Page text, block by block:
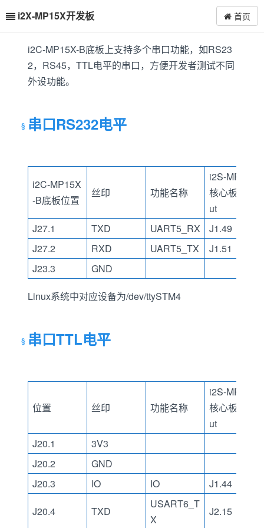
i2X-MP15X开发板 首页
i2C-MP15X-B底板上支持多个串口功能，如RS23
2，RS45，TTL电平的串口，方便开发者测试不同
外设功能。
串口RS232电平
i2C-MP15X
-B底板位置
丝印 功能名称
i2S-MP15X
核心板Pino
ut
J27.1
TXD UART5_RX
J1.49
J27.2
RXD UART5_TX
J1.51
J23.3
GND
Linux系统中对应设备为/dev/ttySTM4
串口TTL电平
位置 丝印 功能名称
i2S-MP15X
核心板Pino
ut
J20.1
3V3
J20.2
GND
J20.3
IO IO J1.44
J20.4 TXD
USART6_T
X
J2.15